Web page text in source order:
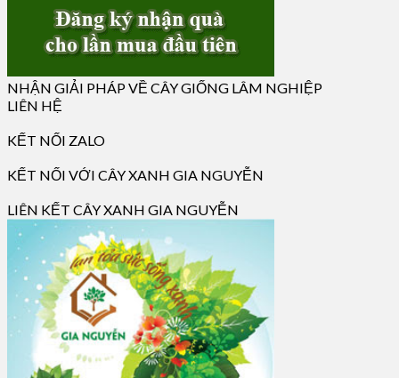
NHẬN GIẢI PHÁP VỀ CÂY GIỐNG LÂM NGHIỆP
LIÊN HỆ
KẾT NỐI ZALO
KẾT NỐI VỚI CÂY XANH GIA NGUYỄN
LIÊN KẾT CÂY XANH GIA NGUYỄN